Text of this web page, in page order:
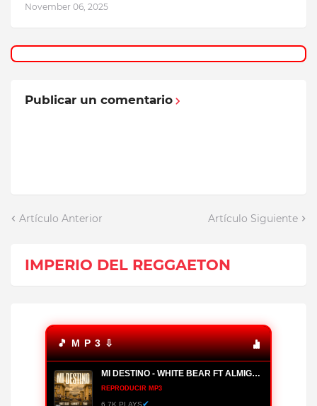
November 06, 2025
Publicar un comentario
Artículo Anterior Artículo Siguiente
IMPERIO DEL REGGAETON
🎵 M P 3 ⇩
MI DESTINO - WHITE BEAR FT ALMIGHTY, YOMO
REPRODUCIR MP3